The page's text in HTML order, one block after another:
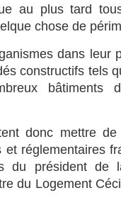
au plus tard
chose de
dans leur
constructifs tels
bâtiments
donc mettre
réglementaires
du président de
du Logement